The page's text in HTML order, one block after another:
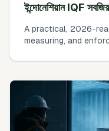
ইন্দোনেশিয়ান IQF
A practical, 2026-
measuring, and
tolerances, simple